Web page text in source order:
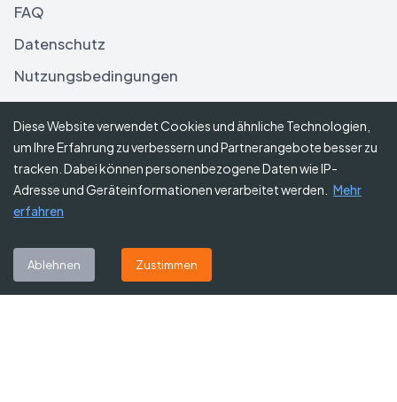
FAQ
Datenschutz
Nutzungsbedingungen
Haftungsausschluss
Folgen Sie uns
Diese Website verwendet Cookies und ähnliche Technologien,
um Ihre Erfahrung zu verbessern und Partnerangebote besser zu
tracken. Dabei können personenbezogene Daten wie IP-
Adresse und Geräteinformationen verarbeitet werden.
Mehr
erfahren
Ablehnen Zustimmen